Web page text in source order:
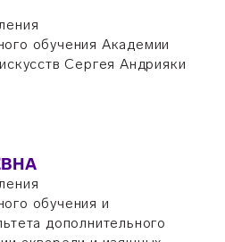
обучения Академии
Сергея Андрияки
обучения и
дополнительного